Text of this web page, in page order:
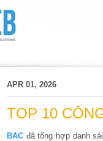
APR 01, 2026
TOP 10
BAC đã tổng hợp danh